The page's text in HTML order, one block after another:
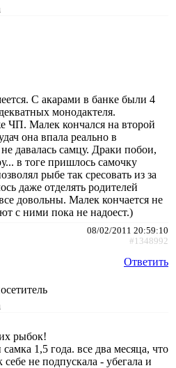
С акарами в банке были 4
монодактеля.
ЧП. Малек кончался на второй
она впала реально в
давалась самцу. Драки побои,
в тоге пришлось самочку
рыбе так сресовать из за
даже отделять родителей
довольны. Малек кончается не
с ними пока не надоест.)
08/02/2011 20:59:10
#1348992
Ответить
рыбок!
1,5 года. все два месяца, что
не подпускала - убегала и